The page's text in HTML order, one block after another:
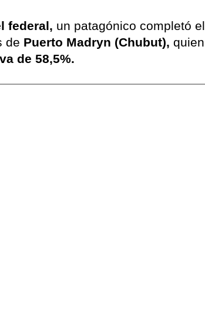
federal, un patagónico completó el
de Puerto Madryn (Chubut), quien
de 58,5%.